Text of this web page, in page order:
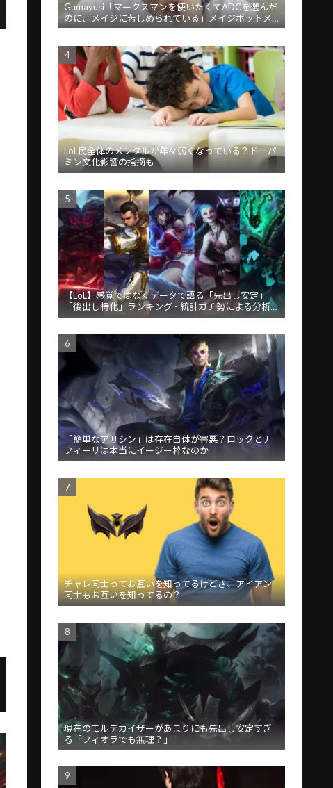
Gumayusi「マークスマンを使いたくてADCを選んだ
のに、メイジに苦しめられている」メイジボットメ
タに苦言
LoL民全体のメンタルが年々弱くなっている？ドーパ
ミン文化影響の指摘も
【LoL】感覚ではなくデータで語る「先出し安定」
「後出し特化」ランキング - 統計ガチ勢による分析が
話題
「簡単なアサシン」は存在自体が害悪？ロックとナ
フィーリは本当にイージー枠なのか
チャレ同士ってお互いを知ってるけどさ、アイアン
同士もお互いを知ってるの？
現在のモルデカイザーがあまりにも先出し安定すぎ
る「フィオラでも無理？」